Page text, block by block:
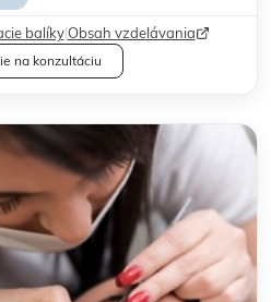
balíky|Obsah vzdelávania
na konzultáciu